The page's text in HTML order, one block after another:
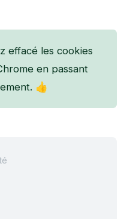
effacé les cookies
en passant
👍